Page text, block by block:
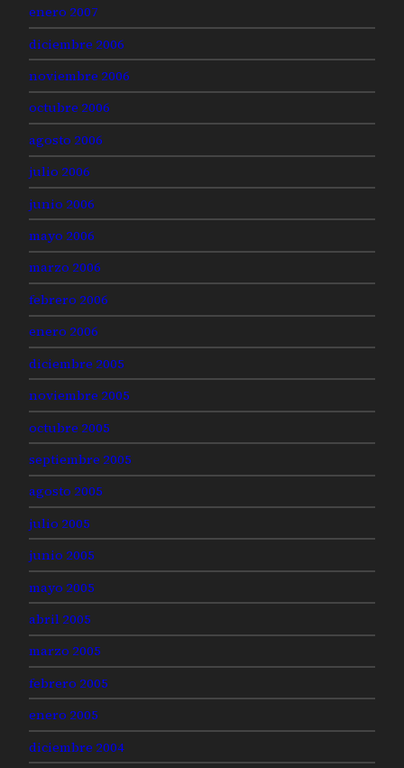
enero 2007
diciembre 2006
noviembre 2006
octubre 2006
agosto 2006
julio 2006
junio 2006
mayo 2006
marzo 2006
febrero 2006
enero 2006
diciembre 2005
noviembre 2005
octubre 2005
septiembre 2005
agosto 2005
julio 2005
junio 2005
mayo 2005
abril 2005
marzo 2005
febrero 2005
enero 2005
diciembre 2004